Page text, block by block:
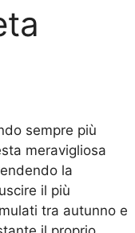
sempre più
meravigliosa
la
il più
tra autunno e